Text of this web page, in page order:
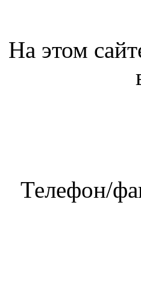
На этом
Телефон/